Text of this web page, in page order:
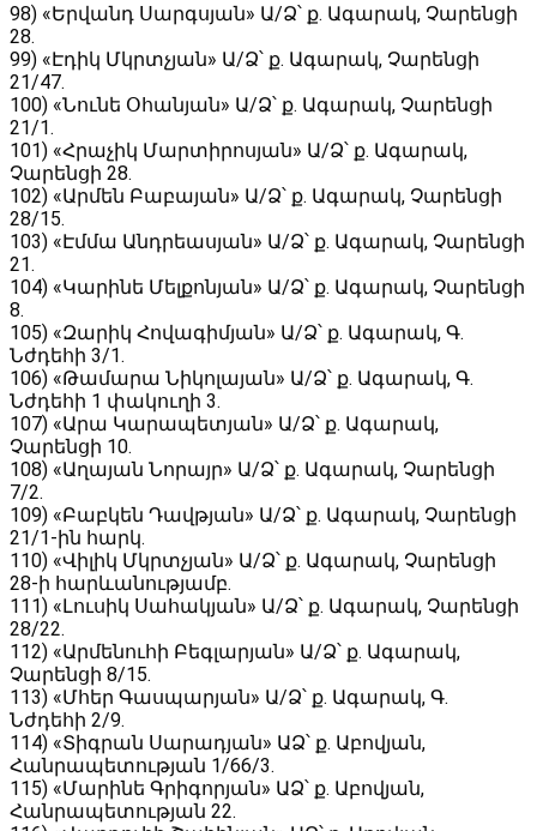
98) «Երվանդ Սարգսյան» Ա/Ձ՝ ք․ Ագարակ, Չարենցի
28.
99) «Էդիկ Մկրտչյան» Ա/Ձ՝ ք․ Ագարակ, Չարենցի
21/47.
100) «Նունե Օհանյան» Ա/Ձ՝ ք․ Ագարակ, Չարենցի
21/1.
101) «Հրաչիկ Մարտիրոսյան» Ա/Ձ՝ ք․ Ագարակ,
Չարենցի 28.
102) «Արմեն Բաբայան» Ա/Ձ՝ ք․ Ագարակ, Չարենցի
28/15.
103) «Էմմա Անդրեասյան» Ա/Ձ՝ ք․ Ագարակ, Չարենցի
21.
104) «Կարինե Մելքոնյան» Ա/Ձ՝ ք․ Ագարակ, Չարենցի
8.
105) «Զարիկ Հովագիմյան» Ա/Ձ՝ ք․ Ագարակ, Գ․
Նժդեհի 3/1.
106) «Թամարա Նիկոլայան» Ա/Ձ՝ ք․ Ագարակ, Գ.
Նժդեհի 1 փակուղի 3.
107) «Արա Կարապետյան» Ա/Ձ՝ ք․ Ագարակ,
Չարենցի 10.
108) «Աղայան Նորայր» Ա/Ձ՝ ք․ Ագարակ, Չարենցի
7/2.
109) «Բաբկեն Դավթյան» Ա/Ձ՝ ք․ Ագարակ, Չարենցի
21/1-ին հարկ.
110) «Վիլիկ Մկրտչյան» Ա/Ձ՝ ք․ Ագարակ, Չարենցի
28-ի հարևանությամբ.
111) «Լուսիկ Սահակյան» Ա/Ձ՝ ք․ Ագարակ, Չարենցի
28/22.
112) «Արմենուհի Բեգլարյան» Ա/Ձ՝ ք․ Ագարակ,
Չարենցի 8/15.
113) «Մհեր Գասպարյան» Ա/Ձ՝ ք․ Ագարակ, Գ․
Նժդեհի 2/9.
114) «Տիգրան Սարադյան» ԱՁ՝ ք․ Աբովյան,
Հանրապետության 1/66/3․
115) «Մարինե Գրիգորյան» ԱՁ՝ ք․ Աբովյան,
Հանրապետության 22․